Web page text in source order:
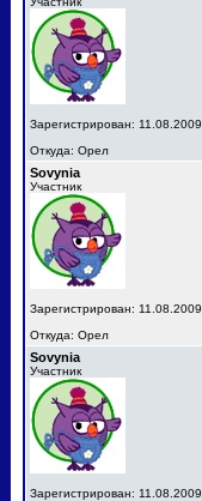
Зарегистрирован: 11.08.2009
Откуда: Орел
Sovynia
Участник
Зарегистрирован: 11.08.2009
Откуда: Орел
Sovynia
Участник
Зарегистрирован: 11.08.2009